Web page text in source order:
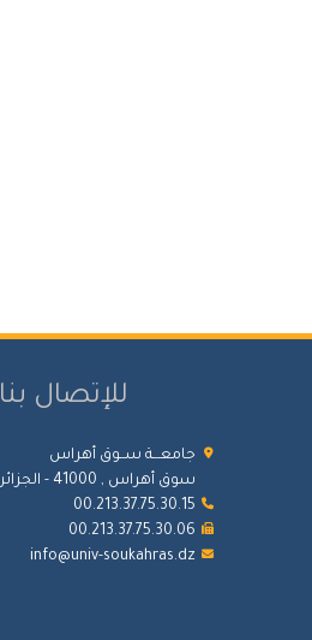
للإتصال بنا
جامعـــة ســوق أهراس
سوق أهراس , 41000 - الجزائر
00.213.37.75.30.15
00.213.37.75.30.06
info@univ-soukahras.dz